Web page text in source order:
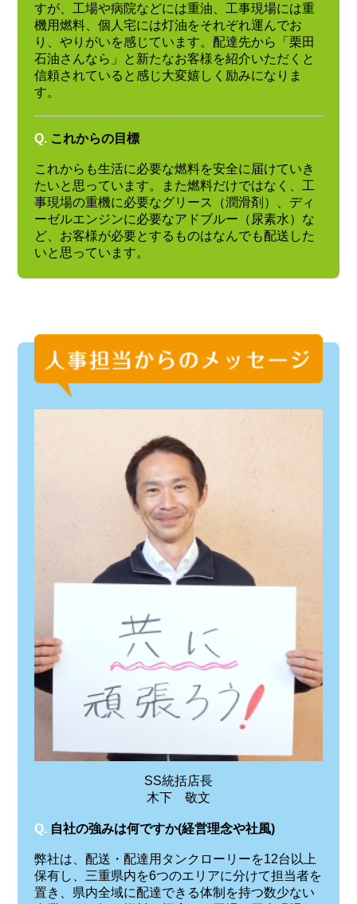
すが、工場や病院などには重油、工事現場には重
機用燃料、個人宅には灯油をそれぞれ運んでお
り、やりがいを感じています。配達先から「栗田
石油さんなら」と新たなお客様を紹介いただくと
信頼されていると感じ大変嬉しく励みになりま
す。
Q. これからの目標
これからも生活に必要な燃料を安全に届けていき
たいと思っています。また燃料だけではなく、工
事現場の重機に必要なグリース（潤滑剤）、ディ
ーゼルエンジンに必要なアドブルー（尿素水）な
ど、お客様が必要とするものはなんでも配送した
いと思っています。
SS統括店長
木下 敬文
Q. 自社の強みは何ですか(経営理念や社風)
弊社は、配送・配達用タンクローリーを12台以上
保有し、三重県内を6つのエリアに分けて担当者を
置き、県内全域に配達できる体制を持つ数少ない